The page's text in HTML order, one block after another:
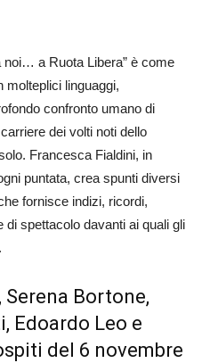
noi… a Ruota Libera” è come
molteplici linguaggi,
confronto umano di
dei volti noti dello
Francesca Fialdini, in
puntata, crea spunti diversi
fornisce indizi, ricordi,
spettacolo davanti ai quali gli
Serena Bortone,
Edoardo Leo e
del 6 novembre